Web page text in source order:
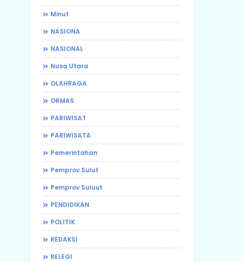
Minut
NASIONA
NASIONAL
Nusa Utara
OLAHRAGA
ORMAS
PARIWISAT
PARIWISATA
Pemerintahan
Pemprov Sulut
Pemprov Suluut
PENDIDIKAN
POLITIK
REDAKSI
RELEGI